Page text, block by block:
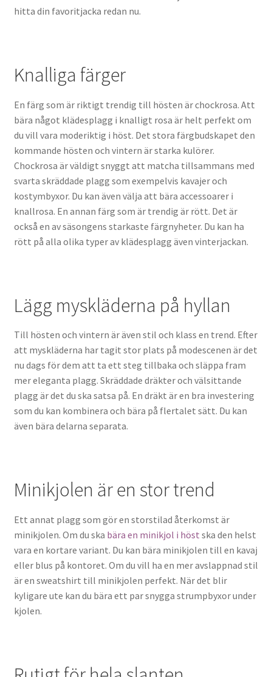
hitta din favoritjacka redan nu.
Knalliga färger
En färg som är riktigt trendig till hösten är chockrosa. Att
bära något klädesplagg i knalligt rosa är helt perfekt om
du vill vara moderiktig i höst. Det stora färgbudskapet den
kommande hösten och vintern är starka kulörer.
Chockrosa är väldigt snyggt att matcha tillsammans med
svarta skräddade plagg som exempelvis kavajer och
kostymbyxor. Du kan även välja att bära accessoarer i
knallrosa. En annan färg som är trendig är rött. Det är
också en av säsongens starkaste färgnyheter. Du kan ha
rött på alla olika typer av klädesplagg även vinterjackan.
Lägg myskläderna på hyllan
Till hösten och vintern är även stil och klass en trend. Efter
att myskläderna har tagit stor plats på modescenen är det
nu dags för dem att ta ett steg tillbaka och släppa fram
mer eleganta plagg. Skräddade dräkter och välsittande
plagg är det du ska satsa på. En dräkt är en bra investering
som du kan kombinera och bära på flertalet sätt. Du kan
även bära delarna separata.
Minikjolen är en stor trend
Ett annat plagg som gör en storstilad återkomst är
minikjolen. Om du ska bära en minikjol i höst ska den helst
vara en kortare variant. Du kan bära minikjolen till en kavaj
eller blus på kontoret. Om du vill ha en mer avslappnad stil
är en sweatshirt till minikjolen perfekt. När det blir
kyligare ute kan du bära ett par snygga strumpbyxor under
kjolen.